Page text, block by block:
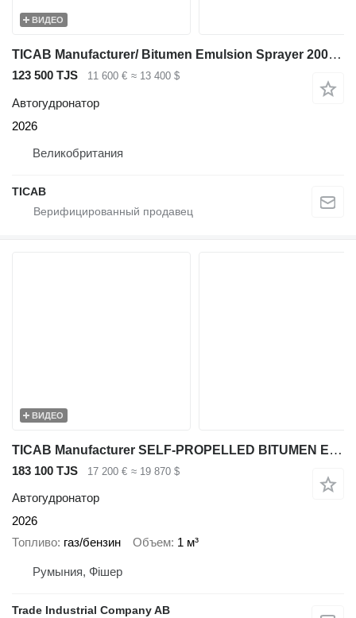
ВИДЕО
TICAB Manufacturer/ Bitumen Emulsion Sprayer 2000 L/ Tack Coat Sprayer
123 500 TJS 11 600 € ≈ 13 400 $
Автогудронатор
2026
Великобритания
TICAB
ВИДЕО
TICAB Manufacturer SELF-PROPELLED BITUMEN EMULSION SPRAYER,BS-1000 SP
183 100 TJS 17 200 € ≈ 19 870 $
Автогудронатор
2026
Топливо газ/бензин Объем 1 м³
Румыния, Фішер
Trade Industrial Company AB